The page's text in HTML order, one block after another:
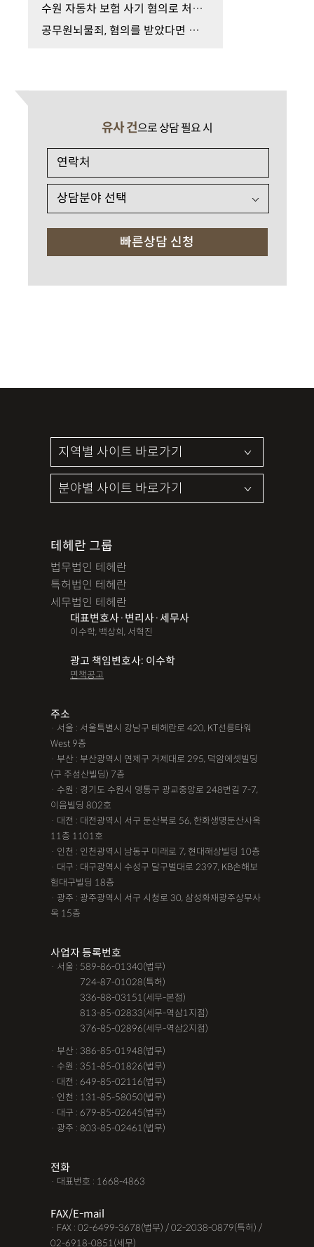
수원 자동차 보험 사기 혐의로 처벌 위기, 올바른 경…
공무원뇌물죄, 혐의를 받았다면 가장 먼저 확인해야 …
유사 건으로 상담 필요 시
테헤란 그룹
법무법인 테헤란
특허법인 테헤란
세무법인 테헤란
대표변호사·변리사·세무사
이수학, 백상희, 서혁진
광고 책임변호사: 이수학
면책공고
주소
· 서울 : 서울특별시 강남구 테헤란로 420, KT선릉타워
West 9층
· 부산 : 부산광역시 연제구 거제대로 295, 덕암에셋빌딩
(구 주성산빌딩) 7층
· 수원 : 경기도 수원시 영통구 광교중앙로 248번길 7-7,
이음빌딩 802호
· 대전 : 대전광역시 서구 둔산북로 56, 한화생명둔산사옥
11층 1101호
· 인천 : 인천광역시 남동구 미래로 7, 현대해상빌딩 10층
· 대구 : 대구광역시 수성구 달구벌대로 2397, KB손해보
험대구빌딩 18층
· 광주 : 광주광역시 서구 시청로 30, 삼성화재광주상무사
옥 15층
사업자 등록번호
· 서울 : 589-86-01340(법무)
724-87-01028(특허)
336-88-03151(세무-본점)
813-85-02833(세무-역삼1지점)
376-85-02896(세무-역삼2지점)
· 부산 : 386-85-01948(법무)
· 수원 : 351-85-01826(법무)
· 대전 : 649-85-02116(법무)
· 인천 : 131-85-58050(법무)
· 대구 : 679-85-02645(법무)
· 광주 : 803-85-02461(법무)
전화
· 대표번호 : 1668-4863
FAX/E-mail
· FAX : 02-6499-3678(법무) / 02-2038-0879(특허) /
02-6918-0851(세무)